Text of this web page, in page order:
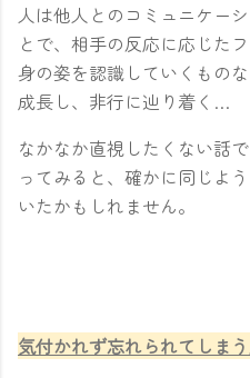
人は他人とのコミュニケー
とで、相手の反応に応じた
身の姿を認識していくもの
成長し、非行に辿り着く…
なかなか直視したくない話
ってみると、確かに同じよ
いたかもしれません。
気付かれず忘れられてしま